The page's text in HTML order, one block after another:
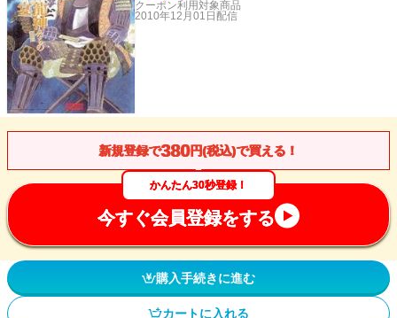
クーポン利用対象商品
2010年12月01日 配信
新規登録で380円(税込)で買える！
かんたん30秒登録！
今すぐ会員登録をする
購入手続きに進む
カートに入れる